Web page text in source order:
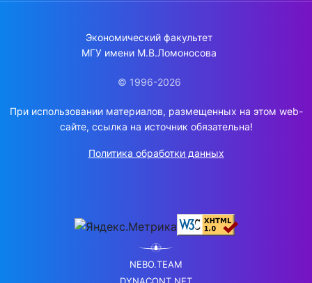
Экономический факультет
МГУ имени М.В.Ломоносова
© 1996-2026
При использовании материалов, размещенных на этом web-
сайте, ссылка на источник обязательна!
Политика обработки данных
NEBO.TEAM